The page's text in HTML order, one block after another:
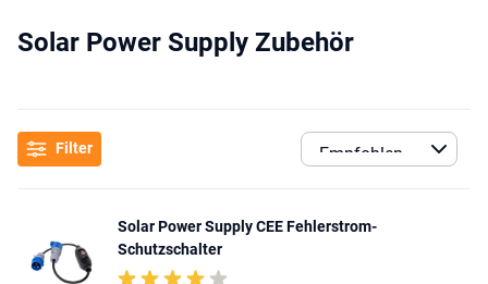
Solar Power Supply Zubehör
Filter
Solar Power Supply CEE Fehlerstrom-
Schutzschalter